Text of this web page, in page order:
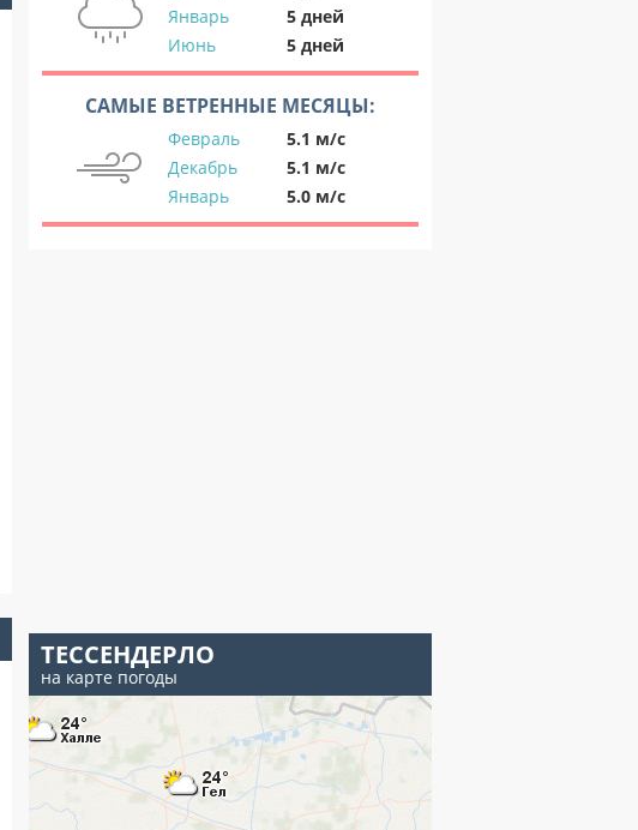
Январь
5 дней
Июнь
5 дней
САМЫЕ ВЕТРЕННЫЕ МЕСЯЦЫ:
Февраль
5.1 м/с
Декабрь
5.1 м/с
Январь
5.0 м/с
ТЕССЕНДЕРЛО
на карте погоды